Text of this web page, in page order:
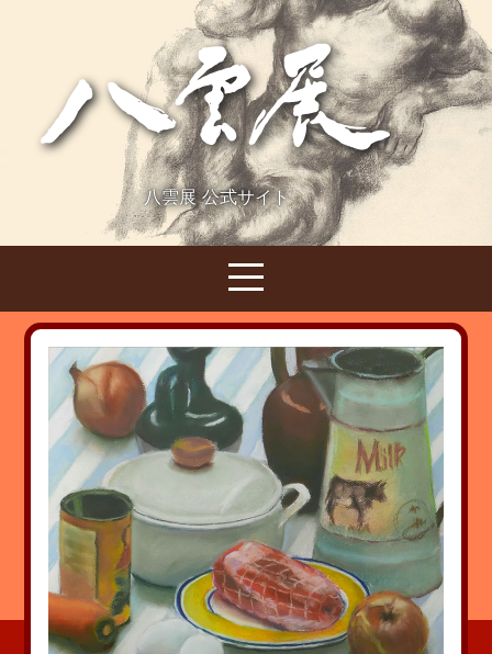
八雲展 公式サイト